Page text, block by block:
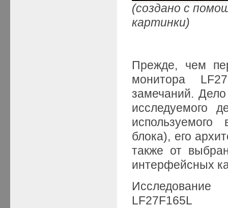
(создано с
картинки)
Прежде, чем
монитора
замечаний. Дело
исследуемого
блока), его
также от
интерфейсных